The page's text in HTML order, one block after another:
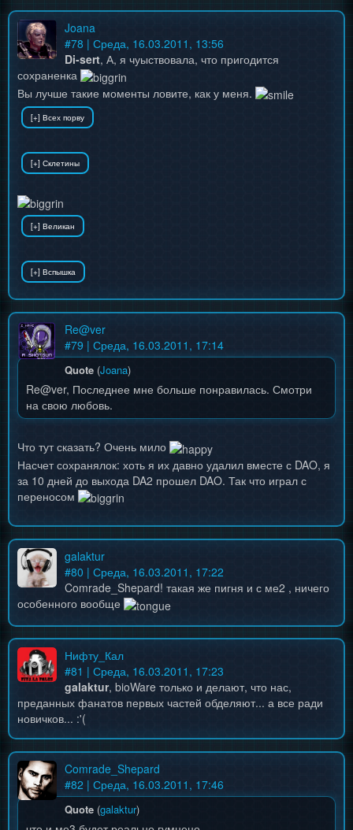
Joana
#78 | Среда, 16.03.2011, 13:56
Di-sert, А, я чуыствовала, что пригодится
сохраненка
Вы лучше такие моменты ловите, как у меня.
Re@ver
#79 | Среда, 16.03.2011, 17:14
Quote (Joana)
Re@ver, Последнее мне больше понравилась. Смотри
на свою любовь.
Что тут сказать? Очень мило
Насчет сохранялок: хоть я их давно удалил вместе с DAO, я
за 10 дней до выхода DA2 прошел DAO. Так что играл с
переносом
galaktur
#80 | Среда, 16.03.2011, 17:22
Comrade_Shepard! такая же пигня и с ме2 , ничего
особенного вообще
Нифту_Кал
#81 | Среда, 16.03.2011, 17:23
galaktur, bioWare только и делают, что нас,
преданных фанатов первых частей обделяют... а все ради
новичков... :'(
Comrade_Shepard
#82 | Среда, 16.03.2011, 17:46
Quote (galaktur)